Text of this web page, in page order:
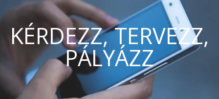
KÉRDEZZ, TERVEZZ,
PÁLYÁZZ